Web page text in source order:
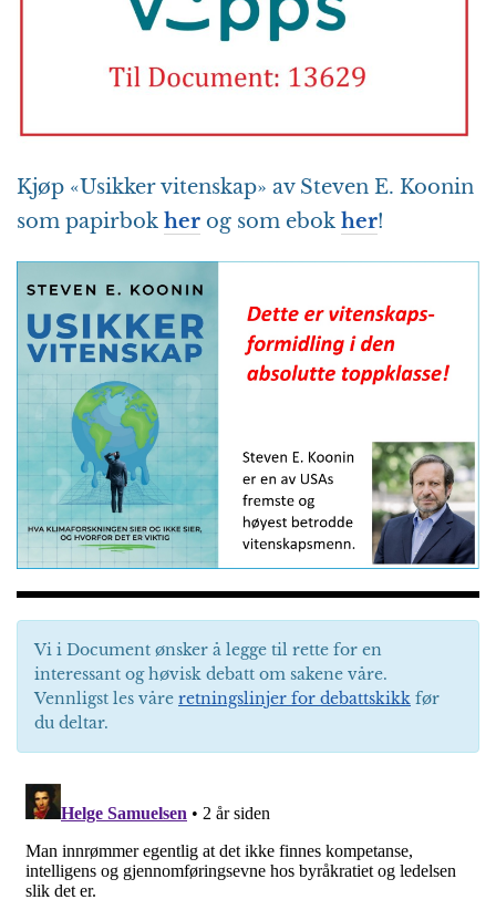
Kjøp «Usikker vitenskap» av Steven E. Koonin
som papirbok her og som ebok her!
Vi i Document ønsker å legge til rette for en
interessant og høvisk debatt om sakene våre.
Vennligst les våre retningslinjer for debattskikk før
du deltar.